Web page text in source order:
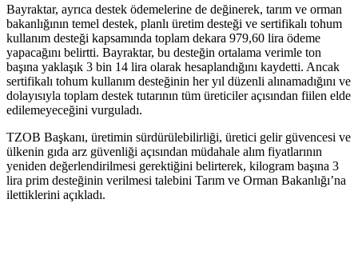
Bayraktar, ayrıca destek ödemelerine de değinerek, tarım ve orman
bakanlığının temel destek, planlı üretim desteği ve sertifikalı tohum
kullanım desteği kapsamında toplam dekara 979,60 lira ödeme
yapacağını belirtti. Bayraktar, bu desteğin ortalama verimle ton
başına yaklaşık 3 bin 14 lira olarak hesaplandığını kaydetti. Ancak
sertifikalı tohum kullanım desteğinin her yıl düzenli alınamadığını ve
dolayısıyla toplam destek tutarının tüm üreticiler açısından fiilen elde
edilemeyeceğini vurguladı.
TZOB Başkanı, üretimin sürdürülebilirliği, üretici gelir güvencesi ve
ülkenin gıda arz güvenliği açısından müdahale alım fiyatlarının
yeniden değerlendirilmesi gerektiğini belirterek, kilogram başına 3
lira prim desteğinin verilmesi talebini Tarım ve Orman Bakanlığı’na
ilettiklerini açıkladı.